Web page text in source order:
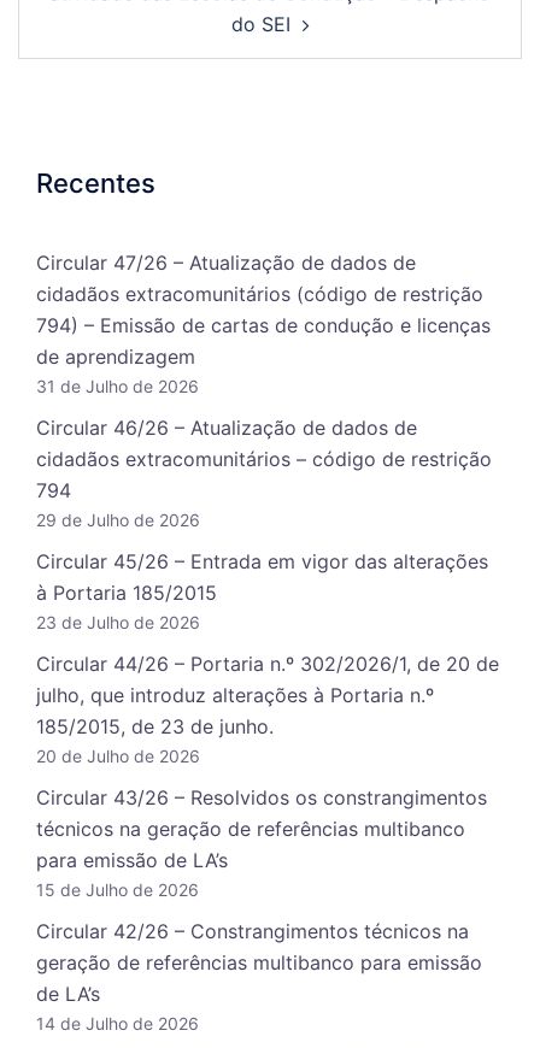
do SEI
Recentes
Circular 47/26 – Atualização de dados de
cidadãos extracomunitários (código de restrição
794) – Emissão de cartas de condução e licenças
de aprendizagem
31 de Julho de 2026
Circular 46/26 – Atualização de dados de
cidadãos extracomunitários – código de restrição
794
29 de Julho de 2026
Circular 45/26 – Entrada em vigor das alterações
à Portaria 185/2015
23 de Julho de 2026
Circular 44/26 – Portaria n.º 302/2026/1, de 20 de
julho, que introduz alterações à Portaria n.º
185/2015, de 23 de junho.
20 de Julho de 2026
Circular 43/26 – Resolvidos os constrangimentos
técnicos na geração de referências multibanco
para emissão de LA’s
15 de Julho de 2026
Circular 42/26 – Constrangimentos técnicos na
geração de referências multibanco para emissão
de LA’s
14 de Julho de 2026